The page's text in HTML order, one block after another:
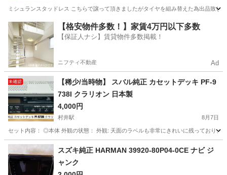
ミシュランスタッドレス こちらで譲って頂きましたがタイヤを組み替えた為出品致
長野 諏訪市 上諏訪駅 タイヤ、ホイール ミシュラン
【格安物件多数！】家賃4万円以下多数
【保証人ナシ】賃貸物件多数掲載！
ニフティ不動産 Ad
【稀少/当時物】 スバル純正 カセットデッキ PF-9
738I クラリオン 日本製
4,000円
村井駅 8月7日
セット内容： ◎本体 外観の状態： 外観: 天面のラベルも非常にきれいに残っており、
長野 松本市 村井駅
スズキ純正 HARMAN 39920-80P04-0CE ナビ ジ
ャンク